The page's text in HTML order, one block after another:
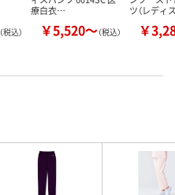
（税込）
療白衣…
￥5,520～（税込）
ツ（レデ
￥